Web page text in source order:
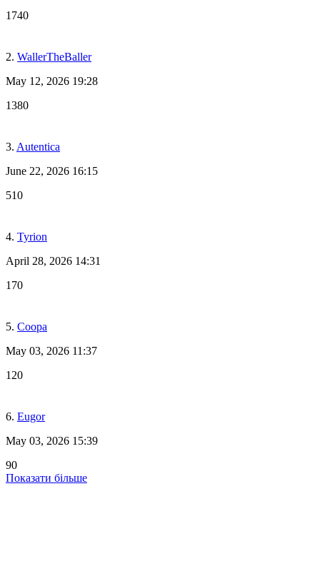
1740
2. WallerTheBaller
May 12, 2026 19:28
1380
3. Autentica
June 22, 2026 16:15
510
4. Tyrion
April 28, 2026 14:31
170
5. Coopa
May 03, 2026 11:37
120
6. Eugor
May 03, 2026 15:39
90
Показати більше